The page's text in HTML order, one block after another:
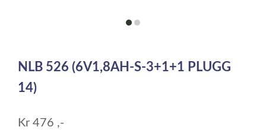
itemitem
of
2
NLB 526 (6V1,8AH-S-3+1+1 PLUGG
14)
Kr 476 ,-